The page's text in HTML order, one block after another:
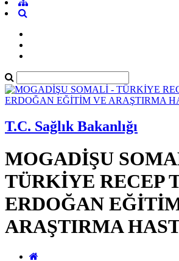
T.C. Sağlık Bakanlığı
MOGADİŞU
TÜRKİYE RECEP
ERDOĞAN
ARAŞTIRMA